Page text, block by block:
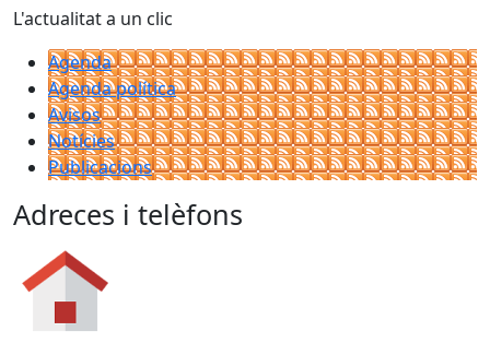
L'actualitat a un clic
Agenda
Agenda política
Avisos
Notícies
Publicacions
Adreces i telèfons